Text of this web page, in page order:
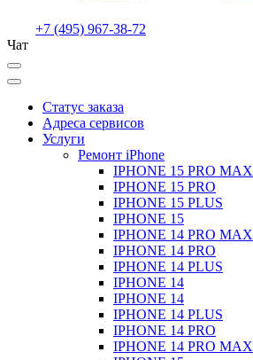
+7 (495) 967-38-72
Чат
Статус заказа
Адреса сервисов
Услуги
Ремонт iPhone
IPHONE 15 PRO MAX
IPHONE 15 PRO
IPHONE 15 PLUS
IPHONE 15
IPHONE 14 PRO MAX
IPHONE 14 PRO
IPHONE 14 PLUS
IPHONE 14
IPHONE 14
IPHONE 14 PLUS
IPHONE 14 PRO
IPHONE 14 PRO MAX